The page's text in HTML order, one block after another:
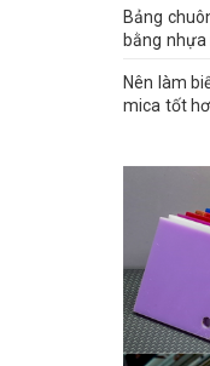
Bảng
bằng nhựa
Nên làm
mica tốt